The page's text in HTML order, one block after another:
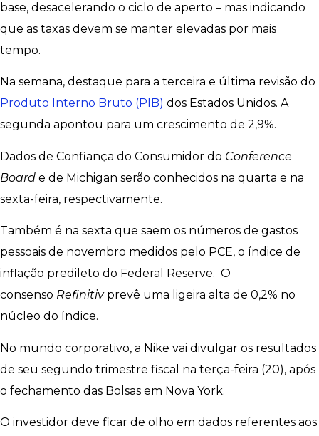
base, desacelerando o ciclo de aperto – mas indicando
que as taxas devem se manter elevadas por mais
tempo.
Na semana, destaque para a terceira e última revisão do
Produto Interno Bruto (PIB) dos Estados Unidos. A
segunda apontou para um crescimento de 2,9%.
Dados de Confiança do Consumidor do Conference
Board e de Michigan serão conhecidos na quarta e na
sexta-feira, respectivamente.
Também é na sexta que saem os números de gastos
pessoais de novembro medidos pelo PCE, o índice de
inflação predileto do Federal Reserve. O
consenso Refinitivprevê uma ligeira alta de 0,2% no
núcleo do índice.
No mundo corporativo, a Nike vai divulgar os resultados
de seu segundo trimestre fiscal na terça-feira (20), após
o fechamento das Bolsas em Nova York.
O investidor deve ficar de olho em dados referentes aos